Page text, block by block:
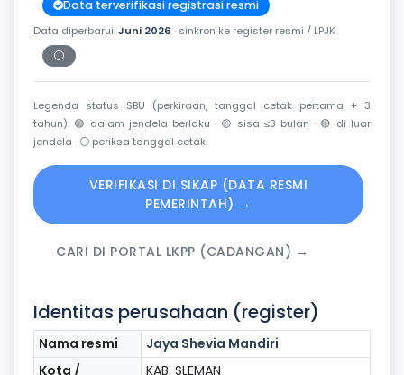
Data terverifikasi registrasi resmi
Data diperbarui:Juni 2026 · sinkron ke register resmi / LPJK
⚪
Periksa tanggal cetak
Legenda status SBU (perkiraan, tanggal cetak pertama + 3
tahun): 🟢 dalam jendela berlaku · 🟡 sisa ≤3 bulan · 🔴 di luar
jendela · ⚪ periksa tanggal cetak.
VERIFIKASI DI SIKAP (DATA RESMI
PEMERINTAH) →
CARI DI PORTAL LKPP (CADANGAN) →
Identitas perusahaan (register)
Nama resmi
Jaya Shevia Mandiri
Kota /
KAB. SLEMAN